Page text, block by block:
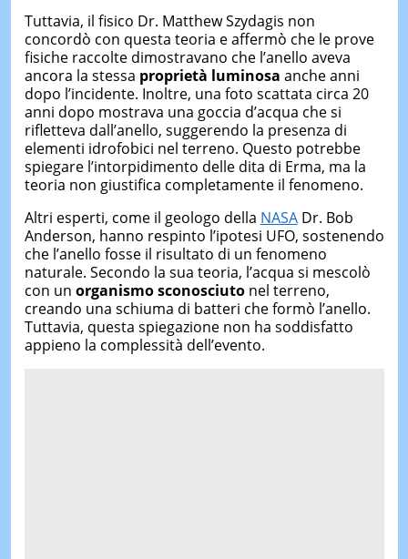
Tuttavia, il fisico Dr. Matthew Szydagis non
concordò con questa teoria e affermò che le prove
fisiche raccolte dimostravano che l’anello aveva
ancora la stessa proprietà luminosa anche anni
dopo l’incidente. Inoltre, una foto scattata circa 20
anni dopo mostrava una goccia d’acqua che si
rifletteva dall’anello, suggerendo la presenza di
elementi idrofobici nel terreno. Questo potrebbe
spiegare l’intorpidimento delle dita di Erma, ma la
teoria non giustifica completamente il fenomeno.
Altri esperti, come il geologo della NASADr. Bob
Anderson, hanno respinto l’ipotesi UFO, sostenendo
che l’anello fosse il risultato di un fenomeno
naturale. Secondo la sua teoria, l’acqua si mescolò
con un organismo sconosciutonel terreno,
creando una schiuma di batteri che formò l’anello.
Tuttavia, questa spiegazione non ha soddisfatto
appieno la complessità dell’evento.